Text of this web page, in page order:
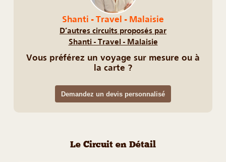
Shanti - Travel - Malaisie
D’autres circuits proposés par
Shanti - Travel - Malaisie
Vous préférez un voyage sur mesure ou à
la carte ?
Demandez un devis personnalisé
Le Circuit en Détail